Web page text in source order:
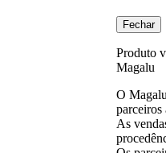
Fechar
Produto
Magalu
O
parceiros
As